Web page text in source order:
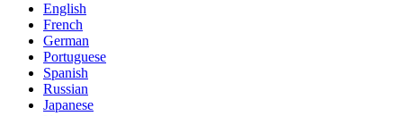
English
French
German
Portuguese
Spanish
Russian
Japanese